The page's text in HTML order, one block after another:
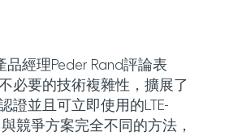
品經理Peder Rand評論表
必要的技術複雜性，擴展了
證並且可立即使用的LTE-
與競爭方案完全不同的方法，